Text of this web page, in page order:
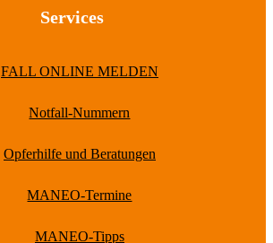
Services
FALL ONLINE MELDEN
Notfall-Nummern
Opferhilfe und Beratungen
MANEO-Termine
MANEO-Tipps